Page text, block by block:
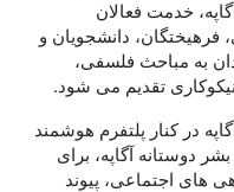
خدمت فعالان
فرهیختگان، دانشجویان و
به مباحث فلسفی،
تقدیم می شود.
در کنار پلتفرم هوشمند
دوستانه آگاپه، برای
های اجتماعی، پیوند